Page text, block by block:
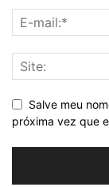
Salve meu
próxima vez que